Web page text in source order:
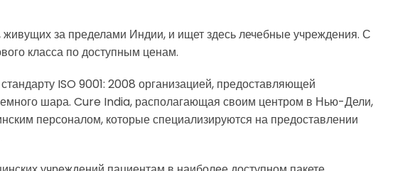
за пределами Индии, и ищет здесь лечебные учреждения. С
класса по доступным ценам.
ISO 9001: 2008 организацией, предоставляющей
шара. Cure India, располагающая своим центром в Нью-Дели,
персоналом, которые специализируются на предоставлении